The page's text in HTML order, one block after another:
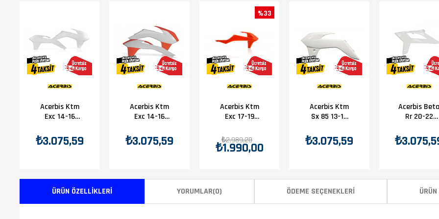
Acerbis Ktm
Exc 14-16
Beyaz
₺3.075,59
Acerbis Ktm
Exc 14-16
Beyaz
Turuncu
₺3.075,59
Acerbis Ktm
Exc 17-19
Turuncu
₺1.990,00
₺2.989,20
%33
Acerbis Ktm
Sx 85 13-17
Beyaz
₺3.075,59
Acerbis Beta
Rr 20-22
Beyaz
ÜRÜN ÖZELLIKLERI YORUMLAR(0) ÖDEME SEÇENEKLERI